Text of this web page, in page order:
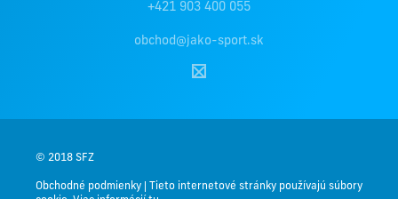
+421 903 400 055
obchod@jako-sport.sk
© 2018 SFZ
Obchodné podmienky
Tieto internetové stránky používajú súbory